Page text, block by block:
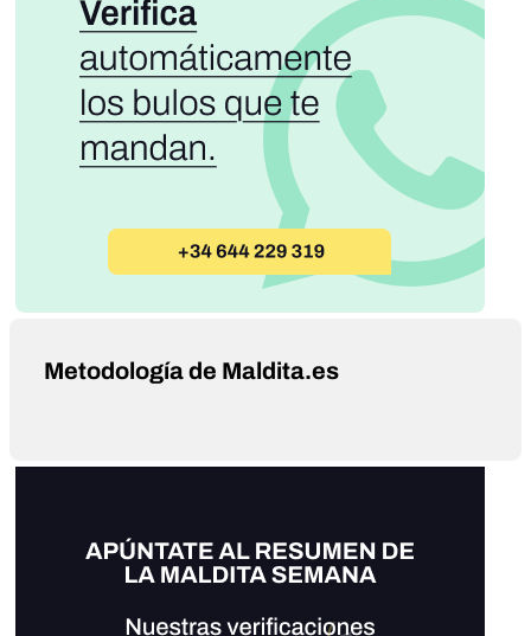
Metodología de Maldita.es